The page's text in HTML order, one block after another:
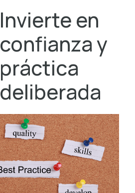
Invierte en
confianza y
práctica
deliberada